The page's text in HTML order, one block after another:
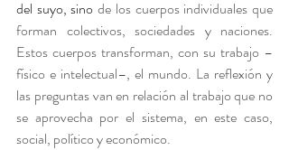
del suyo, sino de los cuerpos individuales que
forman colectivos, sociedades y naciones.
Estos cuerpos transforman, con su trabajo –
físico e intelectual–, el mundo. La reflexión y
las preguntas van en relación al trabajo que no
se aprovecha por el sistema, en este caso,
social, político y económico.